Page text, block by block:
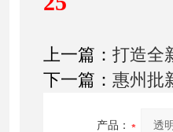
上一篇： 打造全
下一篇： 惠州批
产品：